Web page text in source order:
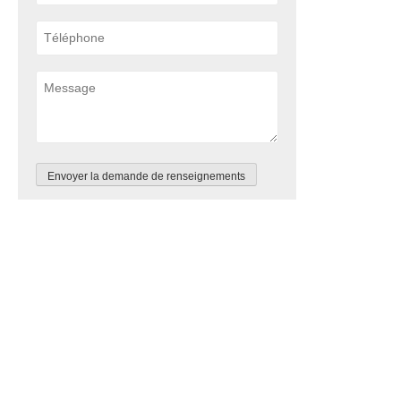
Envoyer la demande de renseignements